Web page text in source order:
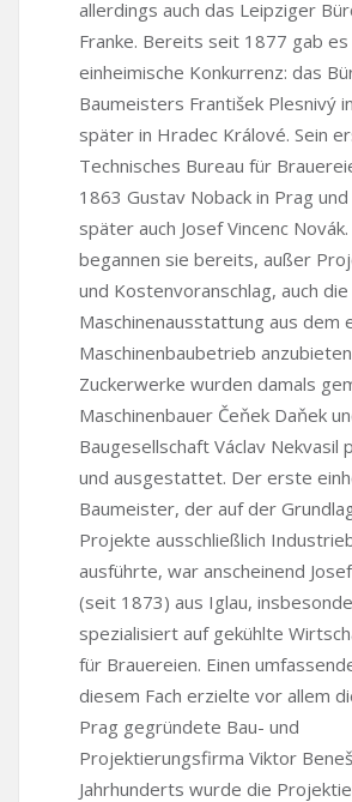
allerdings auch das Leipziger
Franke. Bereits seit 1877 gab es
einheimische Konkurrenz: das
Baumeisters František Plesnivý
später in Hradec Králové. Sein
Technisches Bureau für
1863 Gustav Noback in Prag und
später auch Josef Vincenc
begannen sie bereits, außer
und Kostenvoranschlag, auch die
Maschinenausstattung aus dem
Maschinenbaubetrieb
Zuckerwerke wurden damals
Maschinenbauer Čeňek Daňek
Baugesellschaft Václav Nekvasil
und ausgestattet. Der erste
Baumeister, der auf der
Projekte ausschließlich
ausführte, war anscheinend
(seit 1873) aus Iglau,
spezialisiert auf gekühlte
für Brauereien. Einen
diesem Fach erzielte vor allem
Prag gegründete Bau- und
Projektierungsfirma Viktor
Jahrhunderts wurde die